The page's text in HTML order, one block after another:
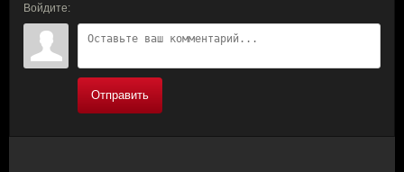
Войдите:
Отправить